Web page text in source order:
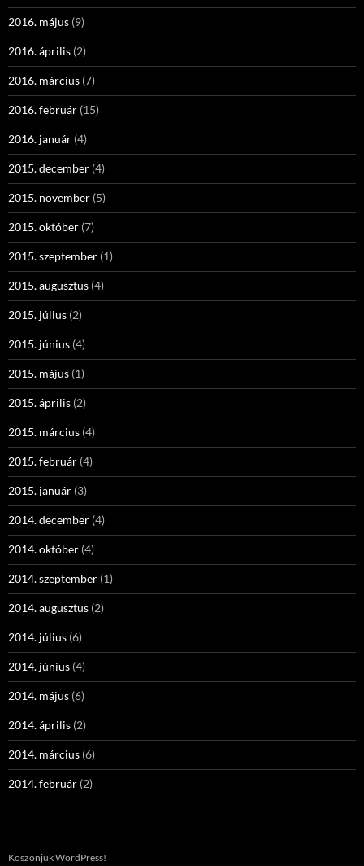
2016. május (9)
2016. április (2)
2016. március (7)
2016. február (15)
2016. január (4)
2015. december (4)
2015. november (5)
2015. október (7)
2015. szeptember (1)
2015. augusztus (4)
2015. július (2)
2015. június (4)
2015. május (1)
2015. április (2)
2015. március (4)
2015. február (4)
2015. január (3)
2014. december (4)
2014. október (4)
2014. szeptember (1)
2014. augusztus (2)
2014. július (6)
2014. június (4)
2014. május (6)
2014. április (2)
2014. március (6)
2014. február (2)
Köszönjük WordPress!